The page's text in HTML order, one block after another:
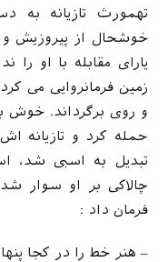
تهمورث تازیانه به
خوشحال از پیروزیش و
یارای مقابله با او
زمین فرمانروایی می
و روی برگرداند. خوش
حمله کرد و تازیانه
تبدیل به اسبی شد،
چالاکی بر او سوار
فرمان داد :
– هنر خط را در کجا